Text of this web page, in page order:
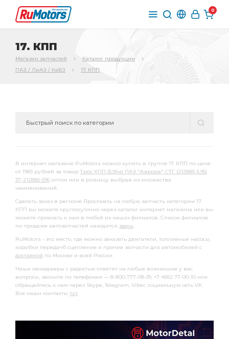
0
17. КПП
Магазин запчастей
Каталог продукции
ПАЗ / ЛиАЗ / КаВЗ
17. КПП
В интернет магазине RuMotors можно купить в группе 17. КПП по цене
от 1983 рублей за товар Трос КПП (5,95м) ПАЗ "Аврора" СТГ (212885-5,95)
37-212885-596 оптом или в розницу выбрав из множества
наименований.
Сделать заказ в регионе Ярославль на любую запчасть категории 17.
КПП вы можете круглосуточно через каталог интернет магазина или вы
можете приехать к нам в любой из наших филиалов. Список филиалов
по продаже автозапчастей находятся здесь.
RuMotors - это место, где можно заказать двигатели, топливные насосы,
коробки передачб сцепление и прочие запчасти для автомобилей с
доставкой по Москве и всей России.
Наши менеджеры с радостью ответят на любые возникшие у вас
вопросы, звоните по телефонам — 8-800-777-08-39, +7 4852 77-00-10 или
обращайтесь к нам через Skype, Telegram, Viber, социальную сеть VK.
Все наши контакты тут.